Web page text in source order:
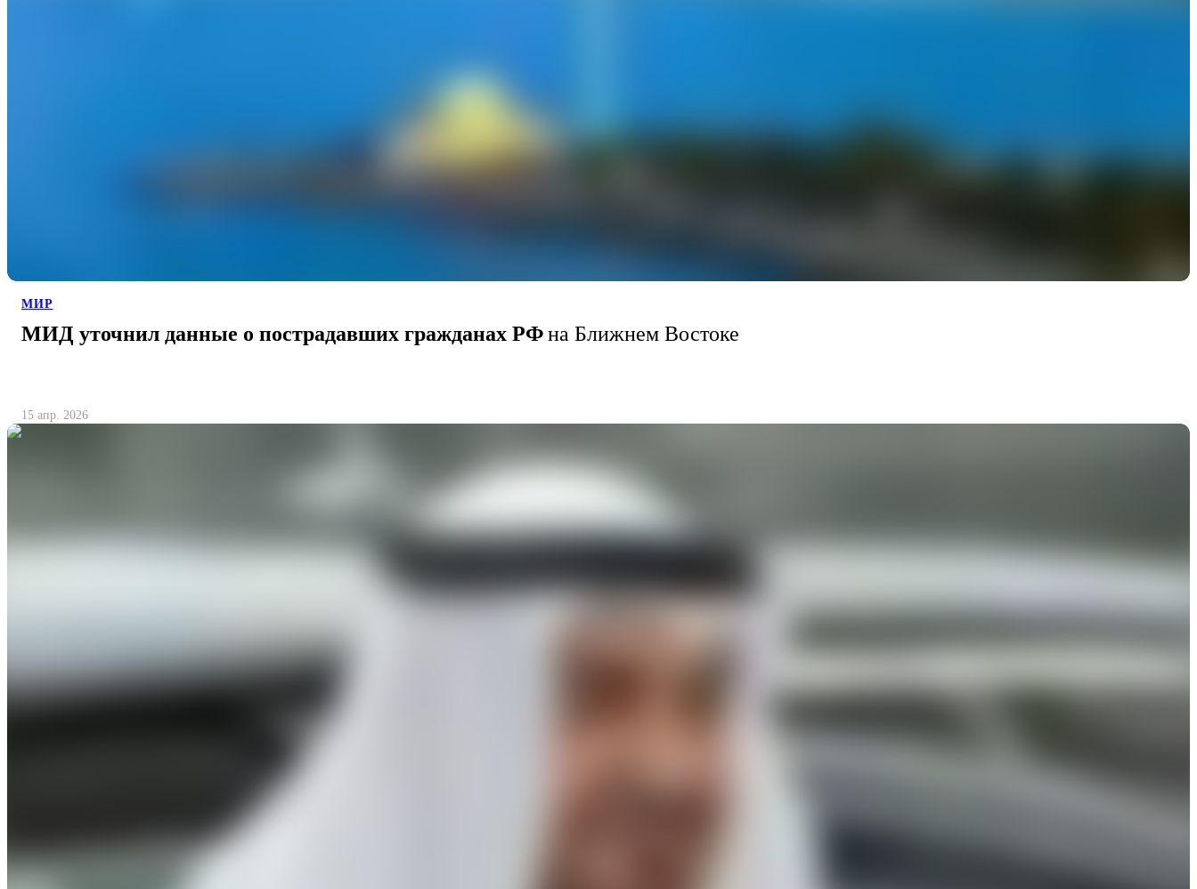
МИР
МИД уточнил данные о пострадавших гражданах РФна Ближнем Востоке
15 апр. 2026